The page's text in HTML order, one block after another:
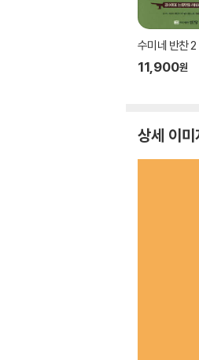
수미네 반찬 2
11,900원
상세 이미